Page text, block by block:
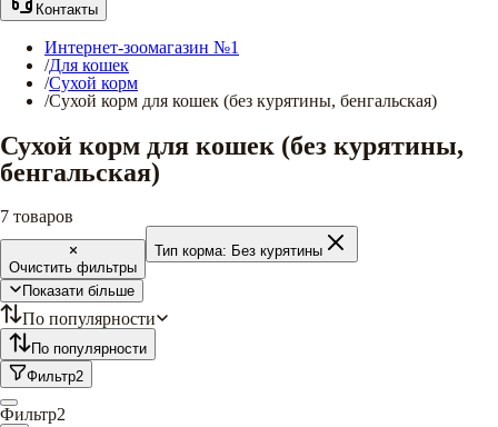
Контакты
Интернет-зоомагазин №1
/Для кошек
/Сухой корм
/Сухой корм для кошек (без курятины, бенгальская)
Сухой корм для кошек (без курятины,
бенгальская)
7 товаров
Очистить фильтры
Тип корма: Без курятины
Показати більше
По популярности
По популярности
Фильтр2
Фильтр2